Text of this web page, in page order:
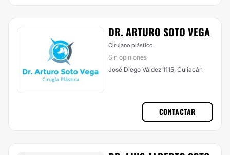
DR. ARTURO SOTO VEGA
Cirujano plástico
Sin opiniones
José Diego Váldez 1115, Culiacán
CONTACTAR